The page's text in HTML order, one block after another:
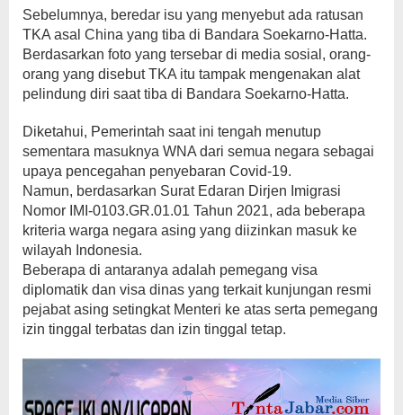
Sebelumnya, beredar isu yang menyebut ada ratusan
TKA asal China yang tiba di Bandara Soekarno-Hatta.
Berdasarkan foto yang tersebar di media sosial, orang-
orang yang disebut TKA itu tampak mengenakan alat
pelindung diri saat tiba di Bandara Soekarno-Hatta.
Diketahui, Pemerintah saat ini tengah menutup
sementara masuknya WNA dari semua negara sebagai
upaya pencegahan penyebaran Covid-19.
Namun, berdasarkan Surat Edaran Dirjen Imigrasi
Nomor IMI-0103.GR.01.01 Tahun 2021, ada beberapa
kriteria warga negara asing yang diizinkan masuk ke
wilayah Indonesia.
Beberapa di antaranya adalah pemegang visa
diplomatik dan visa dinas yang terkait kunjungan resmi
pejabat asing setingkat Menteri ke atas serta pemegang
izin tinggal terbatas dan izin tinggal tetap.